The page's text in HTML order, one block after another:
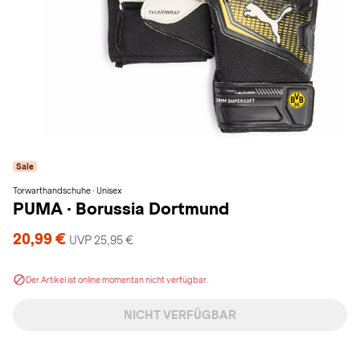
Sale
Torwarthandschuhe · Unisex
PUMA · Borussia Dortmund
20,99 € UVP 25,95 €
Der Artikel ist online momentan nicht verfügbar.
NICHT VERFÜGBAR